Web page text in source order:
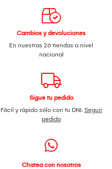
Cambios y devoluciones
En nuestras 26 tiendas a nivel
nacional
Sigue tu pedido
Fácil y rápido sólo con tu DNI. Seguir
pedido
Chatea con nosotros